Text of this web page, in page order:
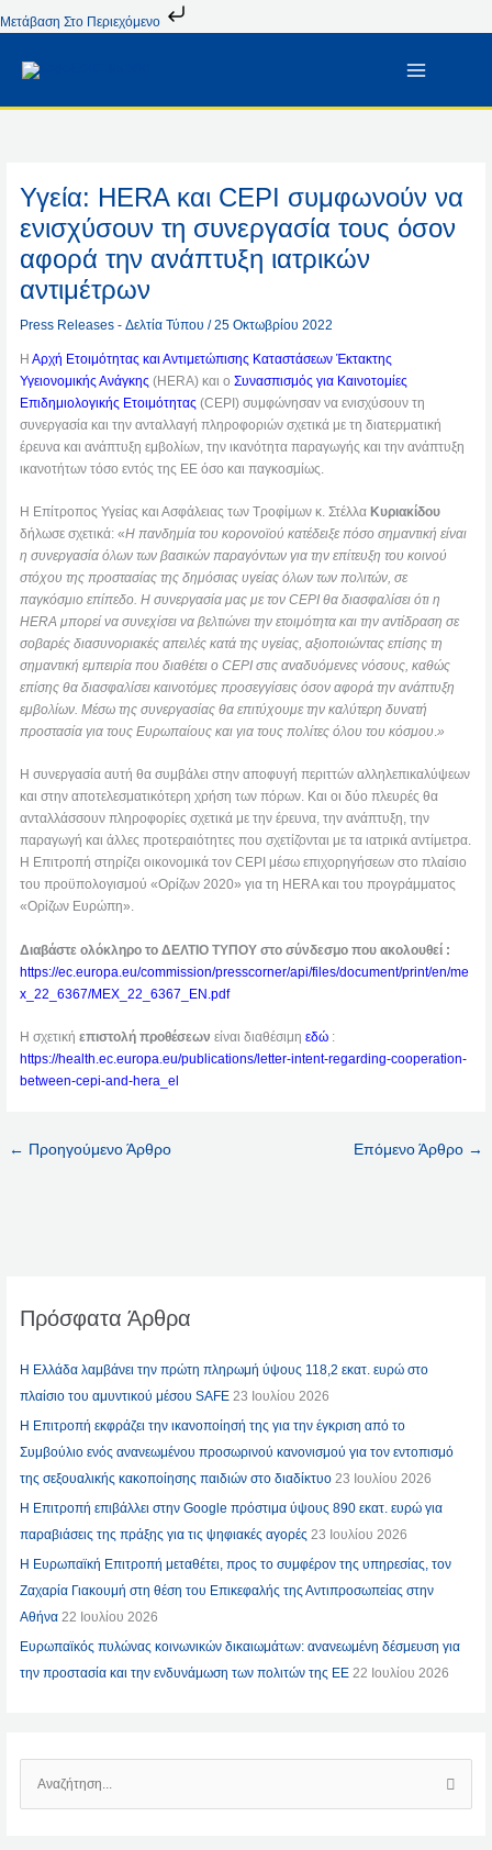
Μετάβαση Στο Περιεχόμενο
Στο
Υγεία: HERA και CEPI συμφωνούν να
ενισχύσουν τη συνεργασία τους όσον
αφορά την ανάπτυξη ιατρικών
αντιμέτρων
Press Releases - Δελτία Τύπου /25 Οκτωβρίου 2022
ΗΑρχή Ετοιμότητας και Αντιμετώπισης Καταστάσεων Έκτακτης
Υγειονομικής Ανάγκης (HERA) και οΣυνασπισμός για Καινοτομίες
Επιδημιολογικής Ετοιμότητας (CEPI) συμφώνησαν να ενισχύσουν τη
συνεργασία και την ανταλλαγή πληροφοριών σχετικά με τη διατερματική
έρευνα και ανάπτυξη εμβολίων, την ικανότητα παραγωγής και την ανάπτυξη
ικανοτήτων τόσο εντός της ΕΕ όσο και παγκοσμίως.
Η Επίτροπος Υγείας και Ασφάλειας των Τροφίμων κ. Στέλλα Κυριακίδου
δήλωσε σχετικά: «Η πανδημία του κορονοϊού κατέδειξε πόσο σημαντική είναι
η συνεργασία όλων των βασικών παραγόντων για την επίτευξη του κοινού
στόχου της προστασίας της δημόσιας υγείας όλων των πολιτών, σε
παγκόσμιο επίπεδο. Η συνεργασία μας με τον CEPI θα διασφαλίσει ότι η
HERA μπορεί να συνεχίσει να βελτιώνει την ετοιμότητα και την αντίδραση σε
σοβαρές διασυνοριακές απειλές κατά της υγείας, αξιοποιώντας επίσης τη
σημαντική εμπειρία που διαθέτει ο CEPI στις αναδυόμενες νόσους, καθώς
επίσης θα διασφαλίσει καινοτόμες προσεγγίσεις όσον αφορά την ανάπτυξη
εμβολίων. Μέσω της συνεργασίας θα επιτύχουμε την καλύτερη δυνατή
προστασία για τους Ευρωπαίους και για τους πολίτες όλου του κόσμου.»
Η συνεργασία αυτή θα συμβάλει στην αποφυγή περιττών αλληλεπικαλύψεων
και στην αποτελεσματικότερη χρήση των πόρων. Και οι δύο πλευρές θα
ανταλλάσσουν πληροφορίες σχετικά με την έρευνα, την ανάπτυξη, την
παραγωγή και άλλες προτεραιότητες που σχετίζονται με τα ιατρικά αντίμετρα.
Η Επιτροπή στηρίζει οικονομικά τον CEPI μέσω επιχορηγήσεων στο πλαίσιο
του προϋπολογισμού «Ορίζων 2020» για τη HERA και του προγράμματος
«Ορίζων Ευρώπη».
Διαβάστε ολόκληρο το ΔΕΛΤΙΟ ΤΥΠΟΥ στο σύνδεσμο που ακολουθεί :
https://ec.europa.eu/commission/presscorner/api/files/document/print/en/me
x_22_6367/MEX_22_6367_EN.pdf
Η σχετικήεπιστολή προθέσεων είναι διαθέσιμηεδώ :
https://health.ec.europa.eu/publications/letter-intent-regarding-cooperation-
between-cepi-and-hera_el
← Προηγούμενο Άρθρο Επόμενο Άρθρο →
Πρόσφατα Άρθρα
Η Ελλάδα λαμβάνει την πρώτη πληρωμή ύψους 118,2 εκατ. ευρώ στο
πλαίσιο του αμυντικού μέσου SAFE 23 Ιουλίου 2026
Η Επιτροπή εκφράζει την ικανοποίησή της για την έγκριση από το
Συμβούλιο ενός ανανεωμένου προσωρινού κανονισμού για τον εντοπισμό
της σεξουαλικής κακοποίησης παιδιών στο διαδίκτυο 23 Ιουλίου 2026
Η Επιτροπή επιβάλλει στην Google πρόστιμα ύψους 890 εκατ. ευρώ για
παραβιάσεις της πράξης για τις ψηφιακές αγορές 23 Ιουλίου 2026
Η Ευρωπαϊκή Επιτροπή μεταθέτει, προς το συμφέρον της υπηρεσίας, τον
Ζαχαρία Γιακουμή στη θέση του Επικεφαλής της Αντιπροσωπείας στην
Αθήνα 22 Ιουλίου 2026
Ευρωπαϊκός πυλώνας κοινωνικών δικαιωμάτων: ανανεωμένη δέσμευση για
την προστασία και την ενδυνάμωση των πολιτών της ΕΕ 22 Ιουλίου 2026